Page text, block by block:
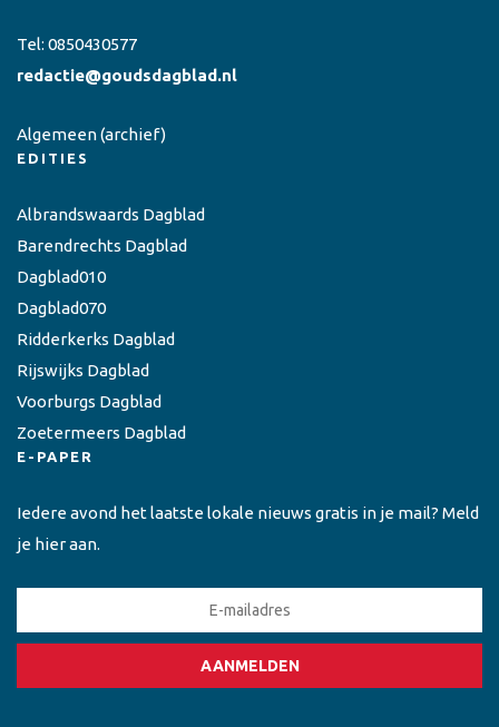
Tel: 0850430577
redactie@goudsdagblad.nl
Algemeen(archief)
EDITIES
Albrandswaards Dagblad
Barendrechts Dagblad
Dagblad010
Dagblad070
Ridderkerks Dagblad
Rijswijks Dagblad
Voorburgs Dagblad
Zoetermeers Dagblad
E-PAPER
Iedere avond het laatste lokale nieuws gratis in je mail? Meld
je hier aan.